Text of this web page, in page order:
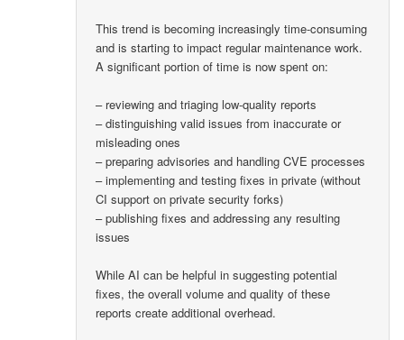
This trend is becoming increasingly time-consuming
and is starting to impact regular maintenance work.
A significant portion of time is now spent on:
– reviewing and triaging low-quality reports
– distinguishing valid issues from inaccurate or
misleading ones
– preparing advisories and handling CVE processes
– implementing and testing fixes in private (without
CI support on private security forks)
– publishing fixes and addressing any resulting
issues
While AI can be helpful in suggesting potential
fixes, the overall volume and quality of these
reports create additional overhead.